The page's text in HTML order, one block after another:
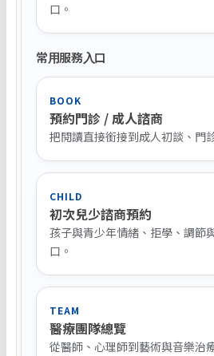
口。
常用服務入口
BOOK
預約門診 / 成人諮商
把閱讀直接銜接到成人初談、門
CHILD
初次兒少諮商預約
孩子與青少年情緒、拒學、調節
口。
TEAM
醫療團隊總覽
從醫師、心理師到藝術與音樂治